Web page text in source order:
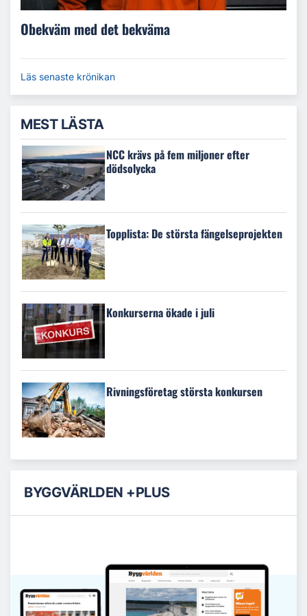
Obekväm med det bekväma
Läs senaste krönikan
MEST LÄSTA
NCC krävs på fem miljoner efter
dödsolycka
Topplista: De största fängelseprojekten
Konkurserna ökade i juli
Rivningsföretag största konkursen
BYGGVÄRLDEN +PLUS